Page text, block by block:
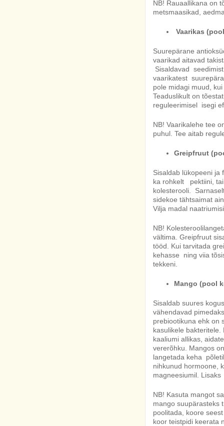
NB! Rauaallikana on
metsmaasikad,
Vaarikas
Suurepärane
vaarikad aitavad
Sisaldavad
vaarikatest
pole midagi muud,
Teaduslikult on
reguleerimisel isegi
NB! Vaarikalehe tee
puhul. Tee aitab
Greipfruut
Sisaldab lükopeeni ja
ka rohkelt pektiini,
kolesterooli.
sidekoe tähtsaimat
Vilja madal
NB!
vältima. Greipfruut
tööd. Kui tarvitada
kehasse ning viia
tekkeni.
Mango (pool
Sisaldab suures
vähendavad
prebiootikuna ehk on
kasulikele
kaaliumi allikas,
vererõhku. Mangos
langetada keha
nihkunud hormoone,
magneesiumil.
NB! Kasuta mangot
mango suupärasteks
poolitada, koore
koor teistpidi keerata